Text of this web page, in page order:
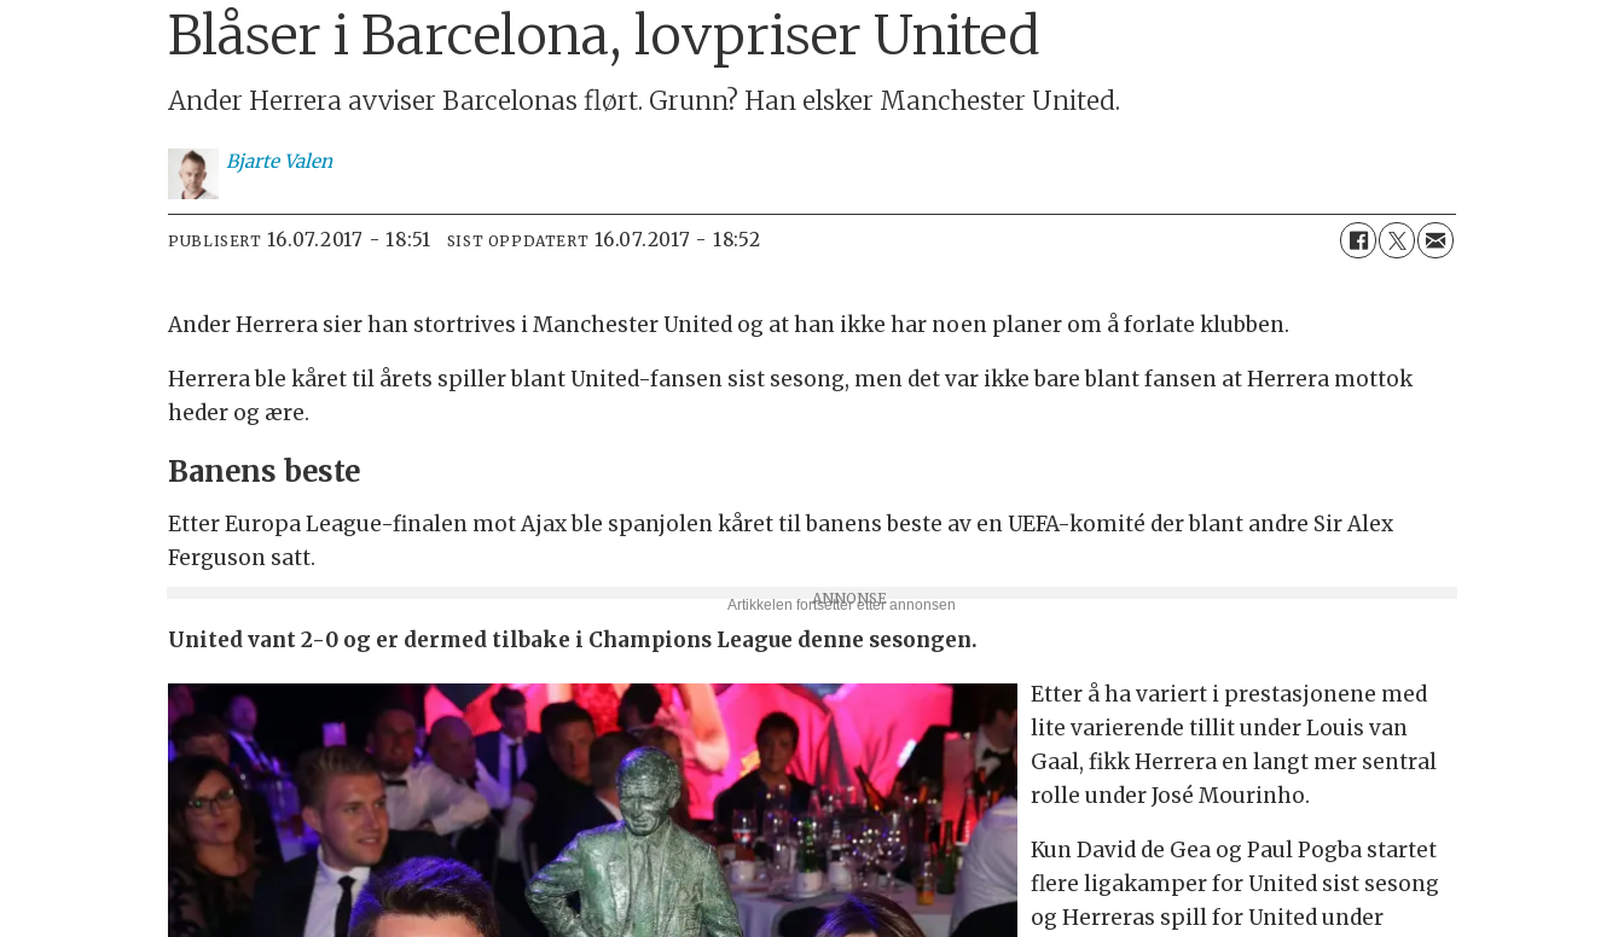
Blåser i Barcelona, lovpriser United
Ander Herrera avviser Barcelonas flørt. Grunn? Han elsker Manchester United.
Bjarte Valen
PUBLISERT 16.07.2017 - 18:51 SIST OPPDATERT 16.07.2017 - 18:52
Ander Herrera sier han stortrives i Manchester United og at han ikke har noen planer om å forlate klubben.
Herrera ble kåret til årets spiller blant United-fansen sist sesong, men det var ikke bare blant fansen at Herrera mottok
heder og ære.
Banens beste
Etter Europa League-finalen mot Ajax ble spanjolen kåret til banens beste av en UEFA-komité der blant andre Sir Alex
Ferguson satt.
United vant 2-0 og er dermed tilbake i Champions League denne sesongen.
Etter å ha variert i prestasjonene med
lite varierende tillit under Louis van
Gaal, fikk Herrera en langt mer sentral
rolle under José Mourinho.
Kun David de Gea og Paul Pogba startet
flere ligakamper for United sist sesong
og Herreras spill for United under